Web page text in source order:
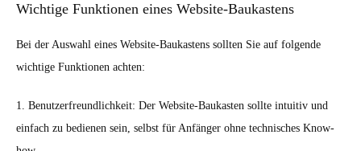
Wichtige Funktionen eines Website-Baukastens
Bei der Auswahl eines Website-Baukastens sollten Sie auf folgende
wichtige Funktionen achten:
1. Benutzerfreundlichkeit: Der Website-Baukasten sollte intuitiv und
einfach zu bedienen sein, selbst für Anfänger ohne technisches Know-